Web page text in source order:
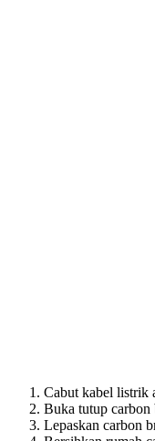
Cabut kabel listrik
Buka tutup carbon
Lepaskan carbon